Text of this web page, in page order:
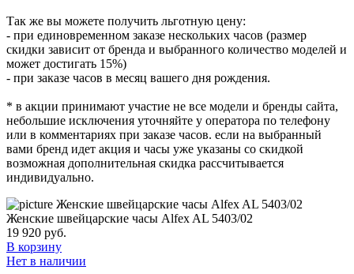
Так же вы можете получить льготную цену:
- при единовременном заказе нескольких часов (размер
скидки зависит от бренда и выбранного количество моделей и
может достигать 15%)
- при заказе часов в месяц вашего дня рождения.
* в акции принимают участие не все модели и бренды сайта,
небольшие исключения уточняйте у оператора по телефону
или в комментариях при заказе часов. если на выбранный
вами бренд идет акция и часы уже указаны со скидкой
возможная дополнительная скидка рассчитывается
индивидуально.
Женские швейцарские часы Alfex AL 5403/02
19 920 руб.
В корзину
Нет в наличии